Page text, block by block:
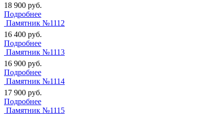
18 900 руб.
Подробнее
Памятник №1112
16 400 руб.
Подробнее
Памятник №1113
16 900 руб.
Подробнее
Памятник №1114
17 900 руб.
Подробнее
Памятник №1115